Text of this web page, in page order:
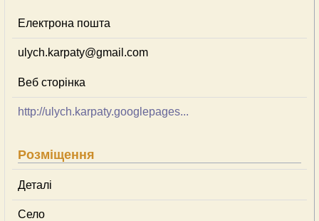
Електрона пошта
ulych.karpaty@gmail.com
Веб сторінка
http://ulych.karpaty.googlepages...
Розміщення
Деталі
Село